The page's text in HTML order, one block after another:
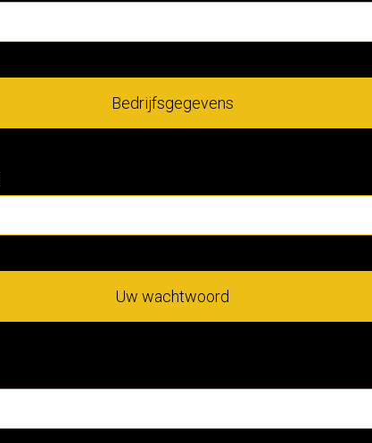
Bedrijfsgegevens
Uw wachtwoord